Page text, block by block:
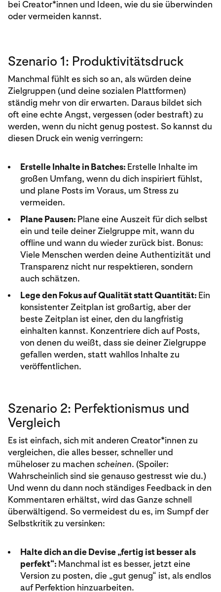
bei Creator*innen und Ideen, wie du sie überwinden
oder vermeiden kannst.
Szenario 1: Produktivitätsdruck
Manchmal fühlt es sich so an, als würden deine
Zielgruppen (und deine sozialen Plattformen)
ständig mehr von dir erwarten. Daraus bildet sich
oft eine echte Angst, vergessen (oder bestraft) zu
werden, wenn du nicht genug postest. So kannst du
diesen Druck ein wenig verringern:
Erstelle Inhalte in Batches: Erstelle Inhalte im
großen Umfang, wenn du dich inspiriert fühlst,
und plane Posts im Voraus, um Stress zu
vermeiden.
Plane Pausen: Plane eine Auszeit für dich selbst
ein und teile deiner Zielgruppe mit, wann du
offline und wann du wieder zurück bist. Bonus:
Viele Menschen werden deine Authentizität und
Transparenz nicht nur respektieren, sondern
auch schätzen.
Lege den Fokus auf Qualität statt Quantität: Ein
konsistenter Zeitplan ist großartig, aber der
beste Zeitplan ist einer, den du langfristig
einhalten kannst. Konzentriere dich auf Posts,
von denen du weißt, dass sie deiner Zielgruppe
gefallen werden, statt wahllos Inhalte zu
veröffentlichen.
Szenario 2: Perfektionismus und
Vergleich
Es ist einfach, sich mit anderen Creator*innen zu
vergleichen, die alles besser, schneller und
müheloser zu machen scheinen. (Spoiler:
Wahrscheinlich sind sie genauso gestresst wie du.)
Und wenn du dann noch ständiges Feedback in den
Kommentaren erhältst, wird das Ganze schnell
überwältigend. So vermeidest du es, im Sumpf der
Selbstkritik zu versinken:
Halte dich an die Devise „fertig ist besser als
perfekt“: Manchmal ist es besser, jetzt eine
Version zu posten, die „gut genug“ ist, als endlos
auf Perfektion hinzuarbeiten.